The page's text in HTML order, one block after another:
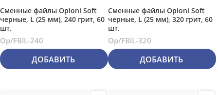
Сменные файлы Opioni Soft
черные, L (25 мм), 240 грит, 60
шт.
Op/FBlL-240
ДОБАВИТЬ
Сменные файлы Opioni Soft
черные, L (25 мм), 320 грит, 60
шт.
Op/FBlL-320
ДОБАВИТЬ